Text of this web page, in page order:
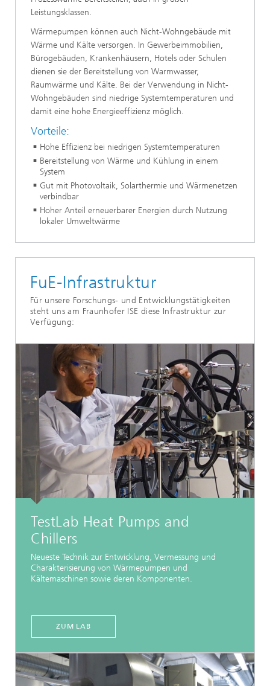
Leistungsklassen.
Wärmepumpen können auch Nicht-Wohngebäude mit
Wärme und Kälte versorgen. In Gewerbeimmobilien,
Bürogebäuden, Krankenhäusern, Hotels oder Schulen
dienen sie der Bereitstellung von Warmwasser,
Raumwärme und Kälte. Bei der Verwendung in Nicht-
Wohngebäuden sind niedrige Systemtemperaturen und
damit eine hohe Energieeffizienz möglich.
Vorteile:
Hohe Effizienz bei niedrigen Systemtemperaturen
Bereitstellung von Wärme und Kühlung in einem
System
Gut mit Photovoltaik, Solarthermie und Wärmenetzen
verbindbar
Hoher Anteil erneuerbarer Energien durch Nutzung
lokaler Umweltwärme
FuE-Infrastruktur
Für unsere Forschungs- und Entwicklungstätigkeiten
steht uns am Fraunhofer ISE diese Infrastruktur zur
Verfügung:
TestLab Heat Pumps and
Chillers
Neueste Technik zur Entwicklung, Vermessung und
Charakterisierung von Wärmepumpen und
Kältemaschinen sowie deren Komponenten.
ZUM LAB